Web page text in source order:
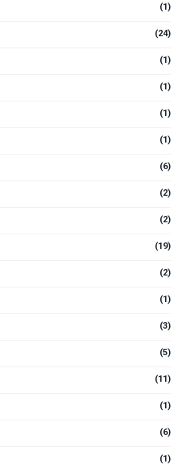
(1)
(24)
(1)
(1)
(1)
(1)
(6)
(2)
(2)
(19)
(2)
(1)
(3)
(5)
(11)
(1)
(6)
(1)